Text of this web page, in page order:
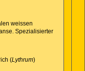
weissen
Spezialisierter
(Lythrum)